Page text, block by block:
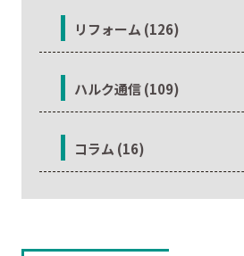
リフォーム (126)
ハルク通信 (109)
コラム (16)